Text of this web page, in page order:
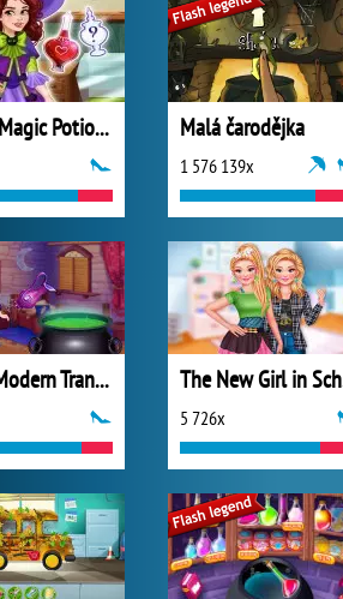
Olivia's Magic Potion Shop Malá čarodějka
1 576 139x
Witchy Modern Transformation
5 726x